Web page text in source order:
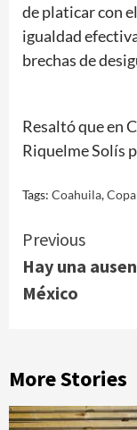
de platicar con
igualdad
brechas de
Resaltó que en
Riquelme Solís
Tags: Coahuila,
Continue
Reading
Previous
Hay una
México
More Stories